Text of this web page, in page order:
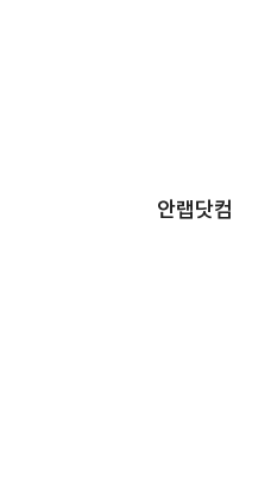
안랩닷컴